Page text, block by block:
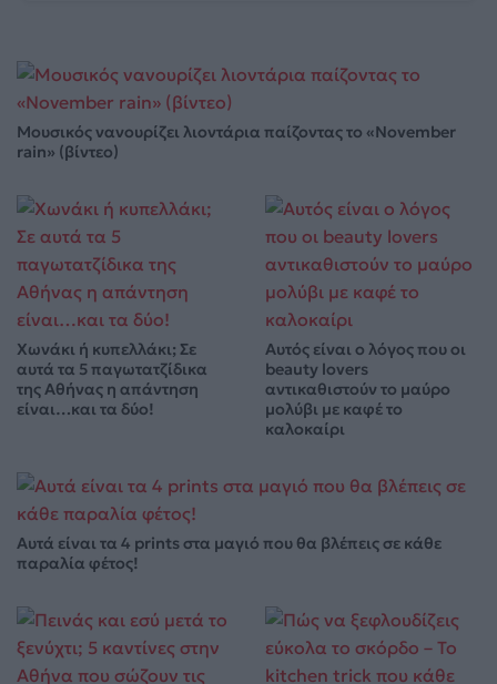
Μουσικός νανουρίζει λιοντάρια παίζοντας το «November
rain» (βίντεο)
Χωνάκι ή κυπελλάκι; Σε
αυτά τα 5 παγωτατζίδικα
της Αθήνας η απάντηση
είναι…και τα δύο!
Αυτός είναι ο λόγος που οι
beauty lovers
αντικαθιστούν το μαύρο
μολύβι με καφέ το
καλοκαίρι
Αυτά είναι τα 4 prints στα μαγιό που θα βλέπεις σε κάθε
παραλία φέτος!